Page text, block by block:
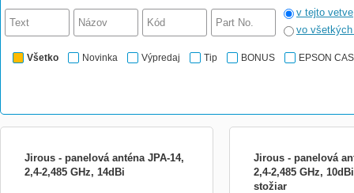
v tejto vetve
vo
Všetko Novinka Výpredaj Tip BONUS EPSON
Jirous - panelová anténa JPA-14,
2,4-2,485 GHz, 14dBi
Jirous - panelová
2,4-2,485 GHz,
stožiar